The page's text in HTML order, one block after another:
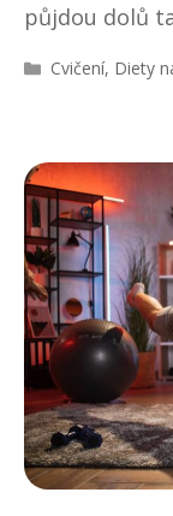
půjdou dolů
R
i
k
y
Cvičení, Diety